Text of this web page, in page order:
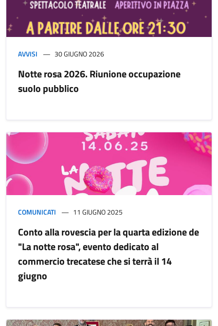
AVVISI 30 GIUGNO 2026
Notte rosa 2026. Riunione occupazione
suolo pubblico
COMUNICATI 11 GIUGNO 2025
Conto alla rovescia per la quarta edizione de
"La notte rosa", evento dedicato al
commercio trecatese che si terrà il 14
giugno